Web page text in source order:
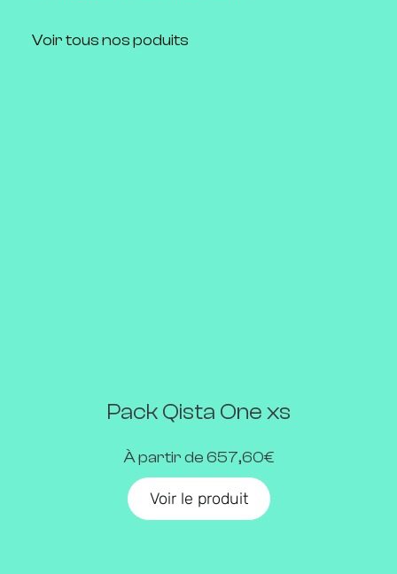
Voir tous nos poduits
Pack Qista One xs
À partir de 657,60€
Voir le produit